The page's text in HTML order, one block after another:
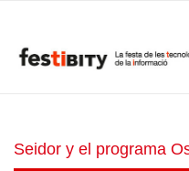
Club Festibity
Seidor y el programa